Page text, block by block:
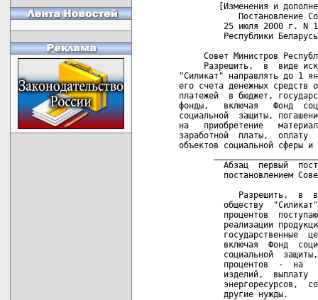
[Изменения и
Постановление
25 июля 2000 г. N
Республики
Совет Министров
Разрешить,  в  виде
"Силикат" направлять до 1
его счета денежных средств
платежей  в бюджет,
фонды,   включая   Фонд
социальной  защиты,
на   приобретение
заработной  платы,  оплату
объектов социальной сферы
Абзац  первый
постановлением
Разрешить,  в
обществу
процентов
реализации
государственные
включая  Фонд
социальной
процентов  -  на
изделий,  выплату
энергоресурсов,
         другие нужды.